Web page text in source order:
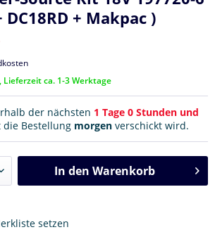
DC18RD + Makpac )
ca. 1-3 Werktage
der nächsten 1 Tage 0 Stunden und
die Bestellung morgen verschickt wird.
In den Warenkorb
setzen